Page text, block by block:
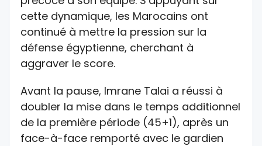
cette dynamique, les Marocains ont
continué à mettre la pression sur la
défense égyptienne, cherchant à
aggraver le score.
Avant la pause, Imrane Talai a réussi à
doubler la mise dans le temps additionnel
de la première période (45+1), après un
face-à-face remporté avec le gardien